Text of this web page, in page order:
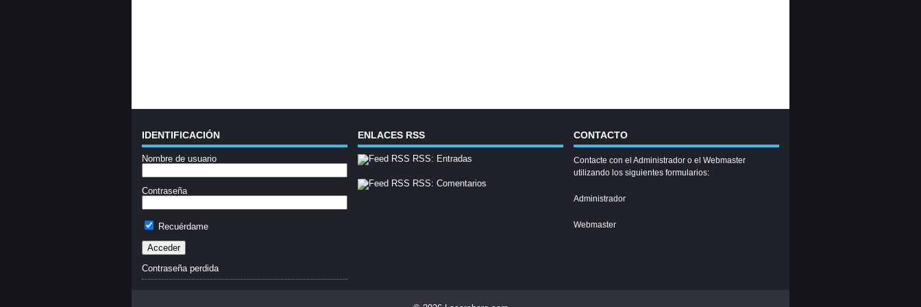
IDENTIFICACIÓN
Nombre de usuario
Contraseña
Recuérdame
Contraseña perdida
ENLACES RSS
RSS: Entradas
RSS: Comentarios
CONTACTO
Contacte con el Administrador o el Webmaster
utilizando los siguientes formularios:
Administrador
Webmaster